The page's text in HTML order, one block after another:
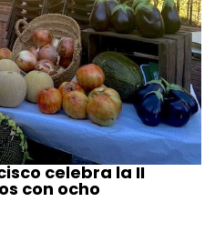
celebra la II
con ocho